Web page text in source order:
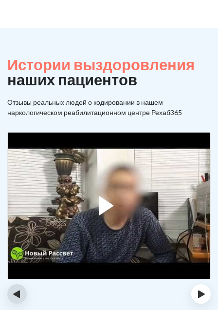
Истории выздоровления
наших пациентов
Отзывы реальных людей о кодировании в нашем
наркологическом реабилитационном центре Рехаб365
‹ ›